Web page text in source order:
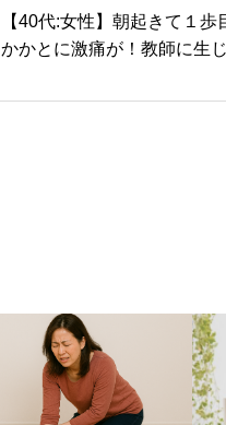
【40代:女性】朝起きて１歩
かかとに激痛が！教師に生